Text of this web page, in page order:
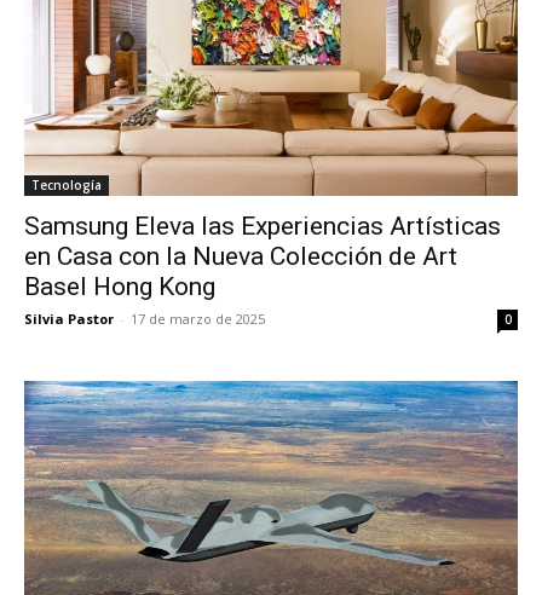
Tecnología
Samsung Eleva las Experiencias Artísticas
en Casa con la Nueva Colección de Art
Basel Hong Kong
Silvia Pastor - 17 de marzo de 2025 0